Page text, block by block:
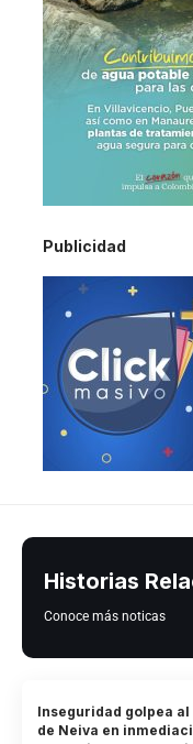
Publicidad
Historias
Conoce más noticas
Inseguridad golpea
de Neiva en